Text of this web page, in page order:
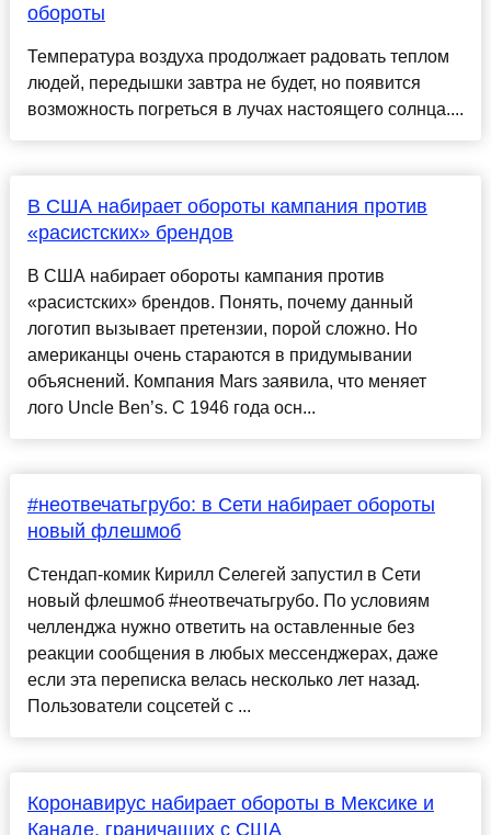
обороты
Температура воздуха продолжает радовать теплом
людей, передышки завтра не будет, но появится
возможность погреться в лучах настоящего солнца....
В США набирает обороты кампания против
«расистских» брендов
В США набирает обороты кампания против
«расистских» брендов. Понять, почему данный
логотип вызывает претензии, порой сложно. Но
американцы очень стараются в придумывании
объяснений. Компания Mars заявила, что меняет
лого Uncle Ben’s. С 1946 года осн...
#неотвечатьгрубо: в Сети набирает обороты
новый флешмоб
Стендап-комик Кирилл Селегей запустил в Сети
новый флешмоб #неотвечатьгрубо. По условиям
челленджа нужно ответить на оставленные без
реакции сообщения в любых мессенджерах, даже
если эта переписка велась несколько лет назад.
Пользователи соцсетей с ...
Коронавирус набирает обороты в Мексике и
Канаде, граничащих с США